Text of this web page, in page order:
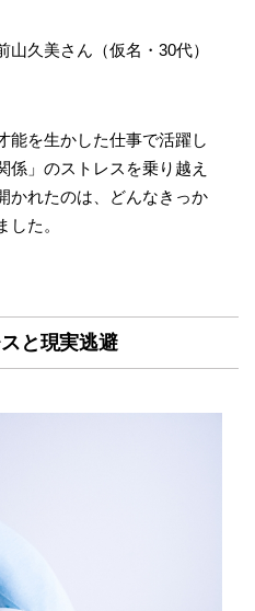
久美さん（仮名・30代）
能を生かした仕事で活躍し
係」のストレスを乗り越え
かれたのは、どんなきっか
た。
と現実逃避